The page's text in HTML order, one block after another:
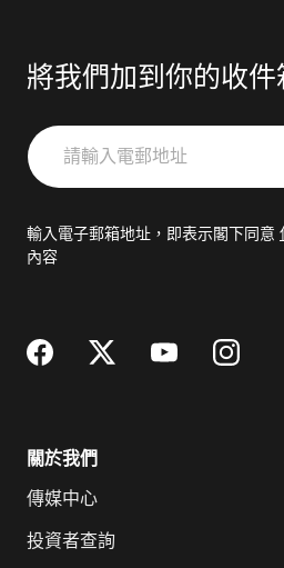
將我們加到你的收件
請
輸
郵
輸入電子郵箱地址，即表示閣下同意
內容
關於我們
傳媒中心
投資者查詢